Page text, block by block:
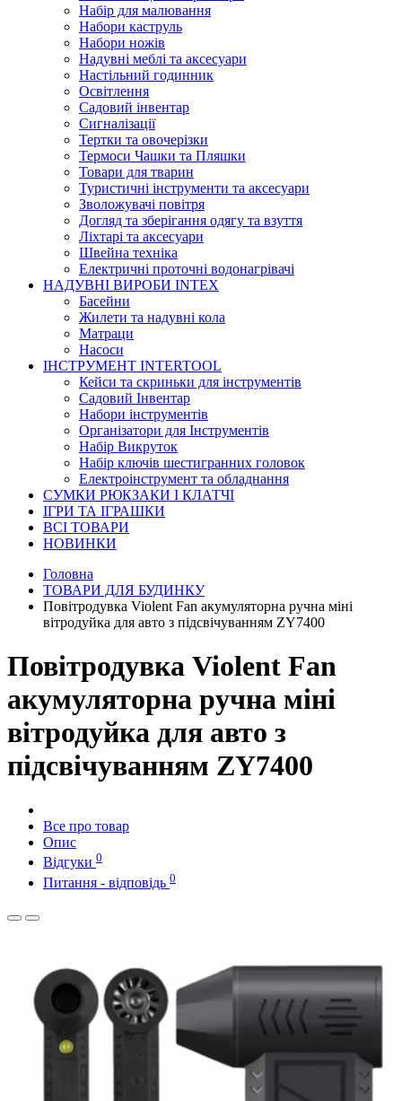
Набір для малювання
Набори каструль
Набори ножів
Надувні меблі та аксесуари
Настільний годинник
Освітлення
Садовий інвентар
Сигналізації
Тертки та овочерізки
Термоси Чашки та Пляшки
Товари для тварин
Туристичні інструменти та аксесуари
Зволожувачі повітря
Догляд та зберігання одягу та взуття
Ліхтарі та аксесуари
Швейна техніка
Електричні проточні водонагрівачі
НАДУВНІ ВИРОБИ INTEX
Басейни
Жилети та надувні кола
Матраци
Насоси
ІНСТРУМЕНТ INTERTOOL
Кейси та скриньки для інструментів
Садовий Інвентар
Набори інструментів
Організатори для Інструментів
Набір Викруток
Набір ключів шестигранних головок
Електроінструмент та обладнання
СУМКИ РЮКЗАКИ І КЛАТЧІ
ІГРИ ТА ІГРАШКИ
ВСІ ТОВАРИ
НОВИНКИ
Головна
ТОВАРИ ДЛЯ БУДИНКУ
Повітродувка Violent Fan акумуляторна ручна міні
вітродуйка для авто з підсвічуванням ZY7400
Повітродувка Violent Fan
акумуляторна ручна міні
вітродуйка для авто з
підсвічуванням ZY7400
Все про товар
Опис
Відгуки 0
Питання - відповідь 0